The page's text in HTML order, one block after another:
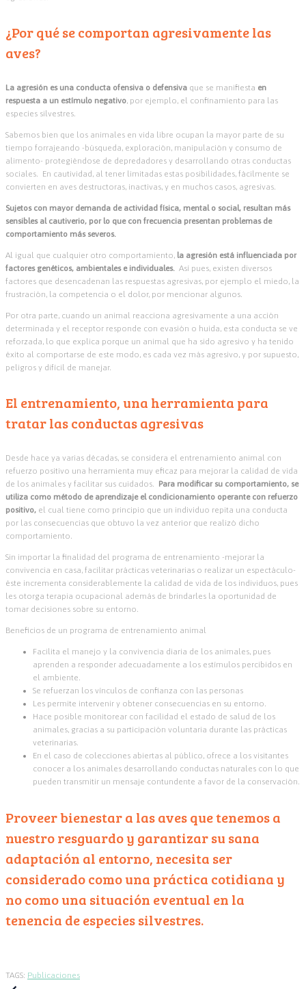
¿Por qué se comportan agresivamente las
aves?
La agresión es una conducta ofensiva o defensiva que se manifiesta en
respuesta a un estímulo negativo, por ejemplo, el confinamiento para las
especies silvestres.
Sabemos bien que los animales en vida libre ocupan la mayor parte de su
tiempo forrajeando -búsqueda, exploración, manipulación y consumo de
alimento- protegiéndose de depredadores y desarrollando otras conductas
sociales. En cautividad, al tener limitadas estas posibilidades, fácilmente se
convierten en aves destructoras, inactivas, y en muchos casos, agresivas.
Sujetos con mayor demanda de actividad física, mental o social, resultan más
sensibles al cautiverio, por lo que con frecuencia presentan problemas de
comportamiento más severos.
Al igual que cualquier otro comportamiento, la agresión está influenciada por
factores genéticos, ambientales e individuales. Así pues, existen diversos
factores que desencadenan las respuestas agresivas, por ejemplo el miedo, la
frustración, la competencia o el dolor, por mencionar algunos.
Por otra parte, cuando un animal reacciona agresivamente a una acción
determinada y el receptor responde con evasión o huida, esta conducta se ve
reforzada, lo que explica porque un animal que ha sido agresivo y ha tenido
éxito al comportarse de este modo, es cada vez más agresivo, y por supuesto,
peligros y difícil de manejar.
El entrenamiento, una herramienta para
tratar las conductas agresivas
Desde hace ya varias décadas, se considera el entrenamiento animal con
refuerzo positivo una herramienta muy eficaz para mejorar la calidad de vida
de los animales y facilitar sus cuidados. Para modificar su comportamiento, se
utiliza como método de aprendizaje el condicionamiento operante con refuerzo
positivo, el cual tiene como principio que un individuo repita una conducta
por las consecuencias que obtuvo la vez anterior que realizó dicho
comportamiento.
Sin importar la finalidad del programa de entrenamiento -mejorar la
convivencia en casa, facilitar prácticas veterinarias o realizar un espectáculo-
éste incrementa considerablemente la calidad de vida de los individuos, pues
les otorga terapia ocupacional además de brindarles la oportunidad de
tomar decisiones sobre su entorno.
Beneficios de un programa de entrenamiento animal
Facilita el manejo y la convivencia diaria de los animales, pues
aprenden a responder adecuadamente a los estímulos percibidos en
el ambiente.
Se refuerzan los vínculos de confianza con las personas
Les permite intervenir y obtener consecuencias en su entorno.
Hace posible monitorear con facilidad el estado de salud de los
animales, gracias a su participación voluntaria durante las prácticas
veterinarias.
En el caso de colecciones abiertas al público, ofrece a los visitantes
conocer a los animales desarrollando conductas naturales con lo que
pueden transmitir un mensaje contundente a favor de la conservación.
Proveer bienestar a las aves que tenemos a
nuestro resguardo y garantizar su sana
adaptación al entorno, necesita ser
considerado como una práctica cotidiana y
no como una situación eventual en la
tenencia de especies silvestres.
TAGS: Publicaciones